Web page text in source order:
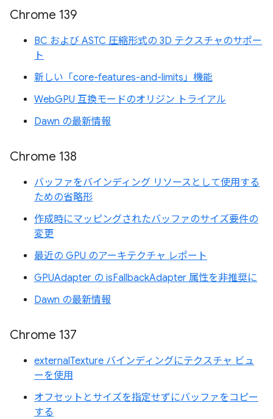
Chrome 139
BC および ASTC 圧縮形式の 3D テクスチャのサポー
ト
新しい「core-features-and-limits」機能
WebGPU 互換モードのオリジン トライアル
Dawn の最新情報
Chrome 138
バッファをバインディング リソースとして使用する
ための省略形
作成時にマッピングされたバッファのサイズ要件の
変更
最近の GPU のアーキテクチャ レポート
GPUAdapter の isFallbackAdapter 属性を非推奨に
Dawn の最新情報
Chrome 137
externalTexture バインディングにテクスチャ ビュ
ーを使用
オフセットとサイズを指定せずにバッファをコピー
する